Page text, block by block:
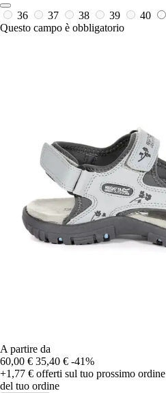
36 37 38 39 40
Questo campo è obbligatorio
A partire da
60,00 € 35,40 € -41%
+1,77 € offerti sul tuo prossimo ordine
del tuo ordine